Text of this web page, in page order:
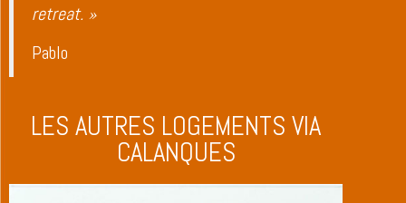
retreat. »
Pablo
LES AUTRES LOGEMENTS VIA
CALANQUES